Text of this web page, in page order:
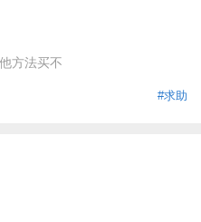
方法买不
#求助